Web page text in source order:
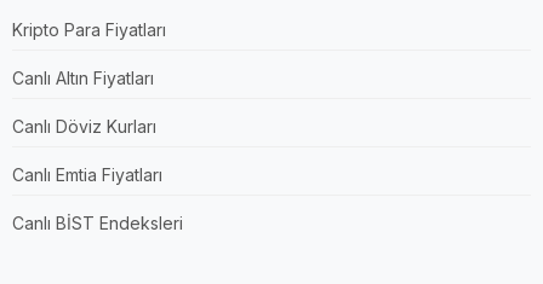
Kripto Para Fiyatları
Canlı Altın Fiyatları
Canlı Döviz Kurları
Canlı Emtia Fiyatları
Canlı BİST Endeksleri